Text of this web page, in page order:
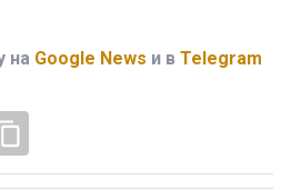
на Google News и в Telegram